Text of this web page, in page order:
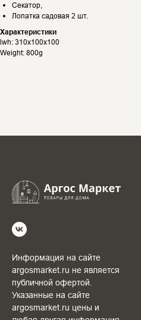
Секатор,
Лопатка садовая 2 шт.
Характеристики
lwh: 310x100x100
Weight: 800g
Информация на сайте
argosmarket.ru не является
публичной офертой.
Указанные на сайте
argosmarket.ru цены и